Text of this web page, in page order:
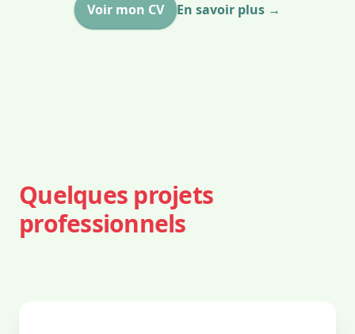
Voir mon CV En savoir plus →
Quelques projets
professionnels